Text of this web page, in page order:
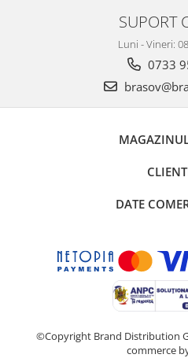
SUPORT
Luni - Vineri:
0733
DATE
©Copyright Brand Distribution
commerce